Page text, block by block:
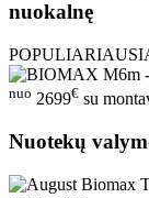
nuokalnę
nuo 2699€ su
Nuotekų